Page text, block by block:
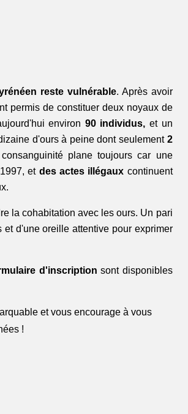
reste vulnérable
. Après avoir
permis de constituer deux noyaux de
environ 90 individus, et un
d'ours à peine dont seulement 2
plane toujours car une
et des actes illégaux continuent
la cohabitation avec les ours. Un pari
d'une oreille attentive pour exprimer
d'inscription sont disponibles
et vous encourage à vous
!